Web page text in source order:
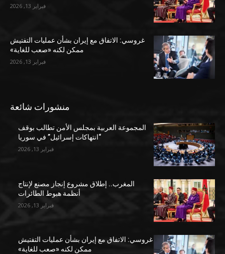
فبراير 13, 2026
غروسي: الاتفاق مع إيران بشأن عمليات التفتيش
ممكن لكنه «صعب للغاية»
فبراير 13, 2026
منشورات شائعة
المجموعة العربية بمجلس الأمن تطالب بوقف
“انتهاكات إسرائيل” في سوريا
فبراير 13, 2026
المغرب.. إطلاق مشروع إنجاز مصنع لإنتاج
أنظمة هبوط الطائرات
فبراير 13, 2026
غروسي: الاتفاق مع إيران بشأن عمليات التفتيش
ممكن لكنه «صعب للغاية»